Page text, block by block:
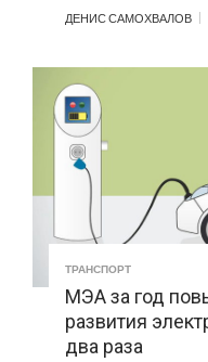
ДЕНИС САМОХВАЛОВ
ТРАНСПОРТ
МЭА за год
развития
два раза